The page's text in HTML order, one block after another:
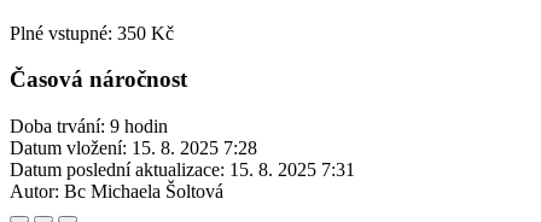
Plné vstupné: 350 Kč
Časová náročnost
Doba trvání: 9 hodin
Datum vložení: 15. 8. 2025 7:28
Datum poslední aktualizace: 15. 8. 2025 7:31
Autor: Bc Michaela Šoltová